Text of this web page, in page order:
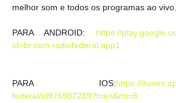
melhor som e todos os programas ao vivo.
PARA ANDROID: https://
id=br.com.radiofederal.app1
PARA IOS:https://
federal/id976987289?l=en&mt=8